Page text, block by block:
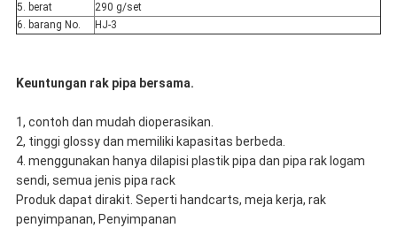
5. berat
290 g/set
6. barang No.
HJ-3
Keuntungan rak pipa bersama.
1, contoh dan mudah dioperasikan.
2, tinggi glossy dan memiliki kapasitas berbeda.
4. menggunakan hanya dilapisi plastik pipa dan pipa rak logam
sendi, semua jenis pipa rack
Produk dapat dirakit. Seperti handcarts, meja kerja, rak
penyimpanan, Penyimpanan